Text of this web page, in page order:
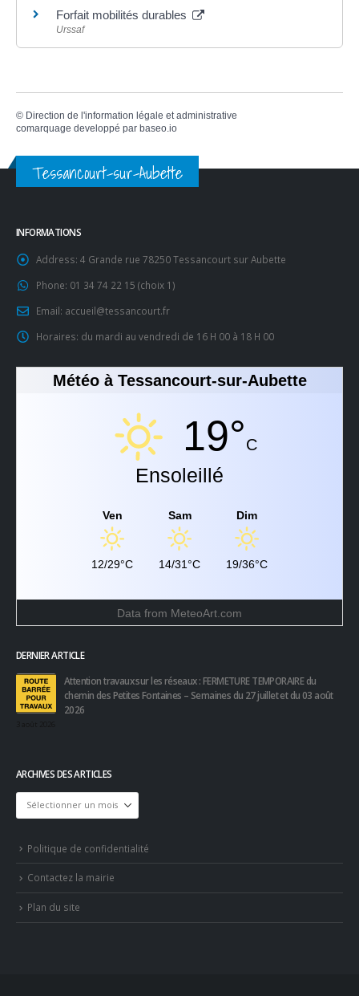
Forfait mobilités durables
Urssaf
© Direction de l'information légale et administrative
comarquage developpé par baseo.io
Tessancourt-sur-Aubette
INFORMATIONS
Address: 4 Grande rue 78250 Tessancourt sur Aubette
Phone: 01 34 74 22 15 (choix 1)
Email: accueil@tessancourt.fr
Horaires: du mardi au vendredi de 16 H 00 à 18 H 00
Météo à Tessancourt-sur-Aubette
19°C
Ensoleillé
Ven
12/29°C
Sam
14/31°C
Dim
19/36°C
Data from MeteoArt.com
DERNIER ARTICLE
Attention travaux sur les réseaux : FERMETURE TEMPORAIRE du
chemin des Petites Fontaines – Semaines du 27 juillet et du 03 août
2026
ARCHIVES DES ARTICLES
Archives
des
Politique de confidentialité
Contactez la mairie
Plan du site